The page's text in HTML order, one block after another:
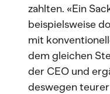
zahlten. «Ein
beispielsweise
mit
dem gleichen
der CEO und
deswegen teurer